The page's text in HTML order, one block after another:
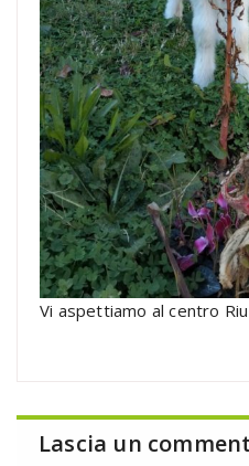
Vi aspettiamo al centro
Lascia un